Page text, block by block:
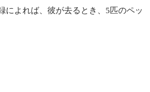
によれば、彼が去るとき、5匹のペッ